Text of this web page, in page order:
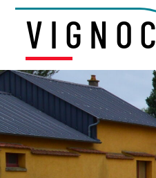
VIGNOC